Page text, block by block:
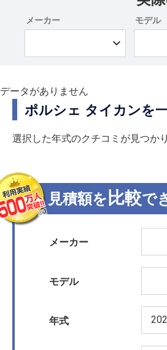
メーカー モデル
データがありません
ポルシェ タイカンを
選択した年式のクチコミが見つか
見積額を 比較で
メーカー
モデル
年式